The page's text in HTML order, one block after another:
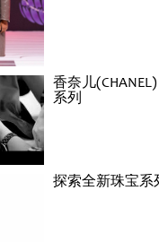
香奈儿
系列
探索全新珠宝系